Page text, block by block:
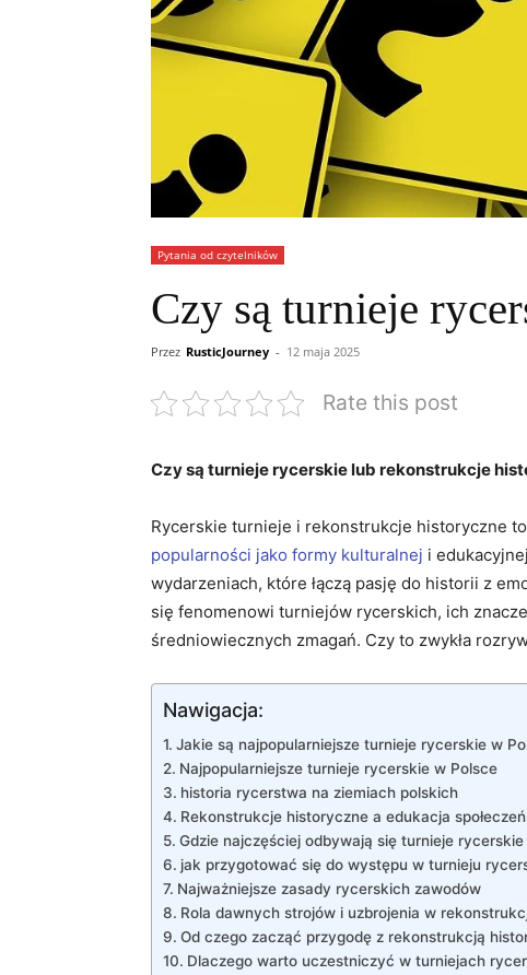
Pytania od czytelników
Czy są turnieje
Przez RusticJourney - 12 maja 2025
Rate this post
Czy są turnieje ⁢rycerskie lub rekonstrukcje
Rycerskie turnieje i rekonstrukcje⁤ historyczne
popularności jako ⁣formy kulturalnej i
wydarzeniach, które łączą pasję do historii z
się fenomenowi turniejów rycerskich, ich
średniowiecznych zmagań. Czy to zwykła
Nawigacja:
Jakie są⁣ najpopularniejsze turnieje rycerskie w
Najpopularniejsze turnieje rycerskie w Polsce
historia rycerstwa‌ na ziemiach polskich
Rekonstrukcje historyczne ⁤a edukacja
Gdzie najczęściej ⁤odbywają się turnieje rycerskie
jak ⁢przygotować się⁤ do występu w turnieju
Najważniejsze⁢ zasady rycerskich zawodów
Rola dawnych strojów i⁢ uzbrojenia w
Od⁢ czego zacząć przygodę z⁤ rekonstrukcją
Dlaczego warto uczestniczyć w turniejach